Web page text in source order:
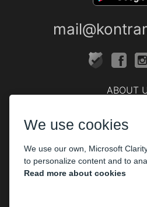
ABOUT
The
Corporate
We use cookies
We use our own, Microsoft
to personalize content and to
Read more about cookies